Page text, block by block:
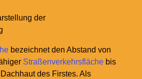
der
bezeichnet den Abstand von
Straßenverkehrsfläche bis
des Firstes. Als